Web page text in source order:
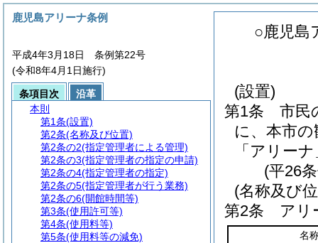
○鹿児島
(設置)
第1条
市民
に、本市
「アリー
(平26
(名称及び
第2条
アリ
名
鹿児島アリーナ条例
平成4年3月18日 条例第22号
(令和8年4月1日施行)
条項目次
沿革
本則
第1条(設置)
第2条(名称及び位置)
第2条の2(指定管理者による管理)
第2条の3(指定管理者の指定の申請)
第2条の4(指定管理者の指定)
第2条の5(指定管理者が行う業務)
第2条の6(開館時間等)
第3条(使用許可等)
第4条(使用料等)
第5条(使用料等の減免)